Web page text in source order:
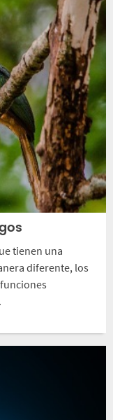
tienen una
diferente, los